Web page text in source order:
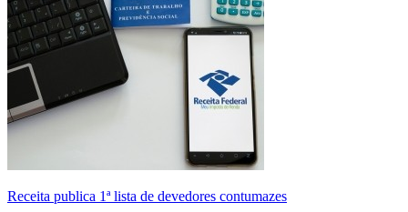
Receita publica 1ª lista de devedores contumazes